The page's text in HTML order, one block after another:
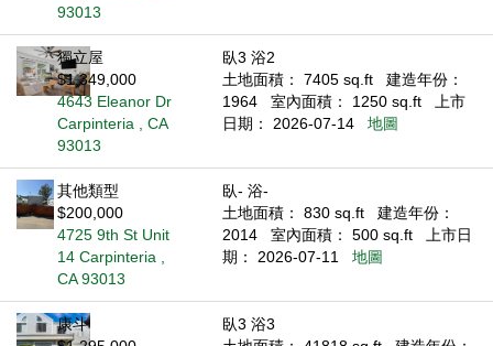
93013
獨立屋
$1,349,000
4643 Eleanor Dr
Carpinteria , CA
93013
臥3 浴2
土地面積： 7405 sq.ft
建造年份：
1964
室內面積： 1250 sq.ft
上市
日期： 2026-07-14
地圖
其他類型
$200,000
4725 9th St Unit
14 Carpinteria ,
CA 93013
臥- 浴-
土地面積： 830 sq.ft
建造年份：
2014
室內面積： 500 sq.ft
上市日
期： 2026-07-11
地圖
康斗
臥3 浴3